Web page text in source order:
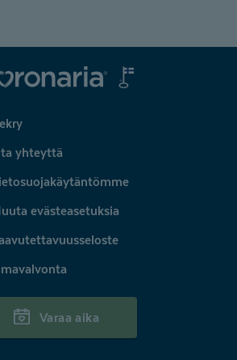
Coronaria
yhteyttä
evästeasetuksia
Varaa aika